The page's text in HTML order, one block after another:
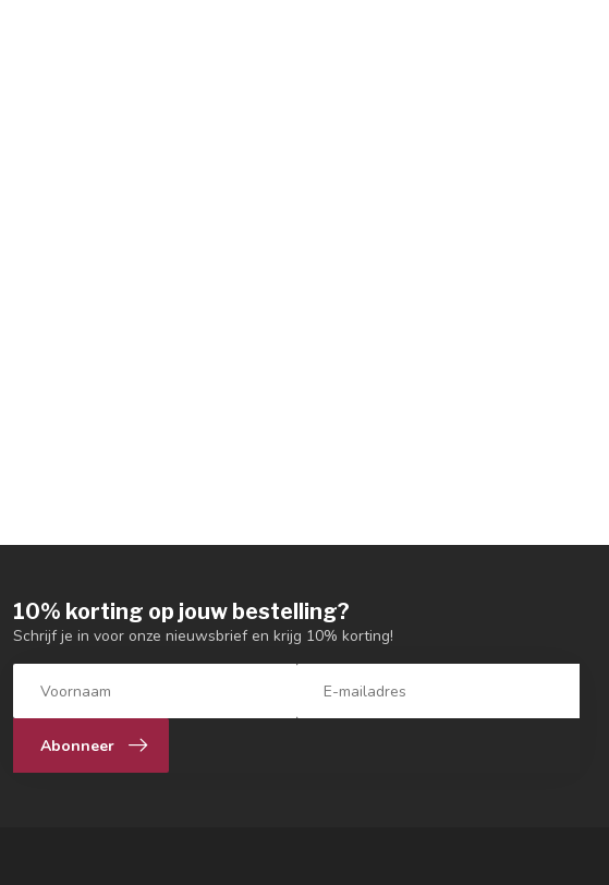
10% korting op jouw bestelling?
Schrijf je in voor onze nieuwsbrief en krijg 10% korting!
Abonneer